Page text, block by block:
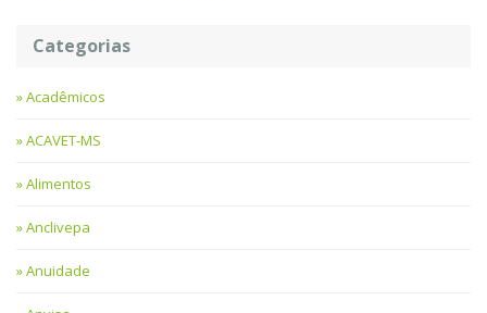
Categorias
Acadêmicos
ACAVET-MS
Alimentos
Anclivepa
Anuidade